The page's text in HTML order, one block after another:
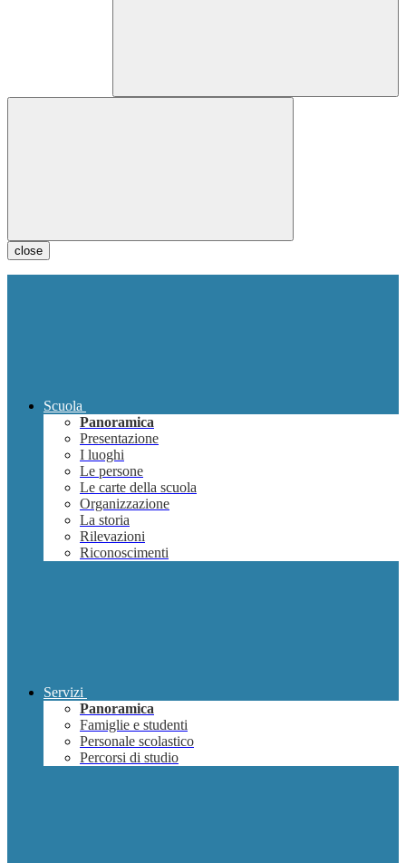
close
Scuola
Panoramica
Presentazione
I luoghi
Le persone
Le carte della scuola
Organizzazione
La storia
Rilevazioni
Riconoscimenti
Servizi
Panoramica
Famiglie e studenti
Personale scolastico
Percorsi di studio